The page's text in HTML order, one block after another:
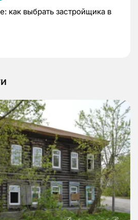
как выбрать застройщика в